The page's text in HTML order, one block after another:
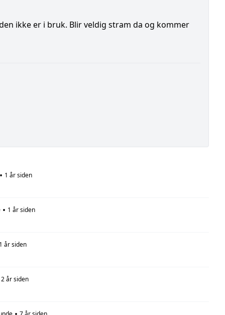
ikke er i bruk. Blir veldig stram da og kommer
• 1 år siden
• 1 år siden
1 år siden
2 år siden